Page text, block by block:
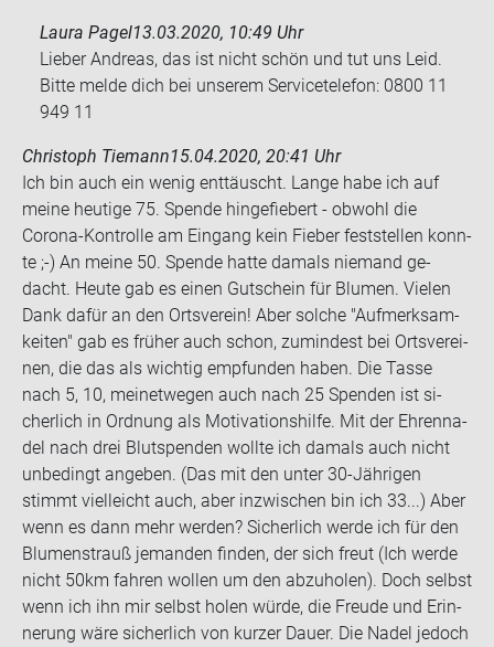
Laura Pagel13.03.2020, 10:49 Uhr
Lieber Andreas, das ist nicht schön und tut uns Leid.
Bitte melde dich bei unserem Servicetelefon: 0800 11
949 11
Christoph Tiemann15.04.2020, 20:41 Uhr
Ich bin auch ein wenig ent­täuscht. Lange habe ich auf
meine heu­ti­ge 75. Spen­de hin­ge­fie­bert - ob­wohl die
Corona-​Kontrolle am Ein­gang kein Fie­ber fest­stel­len konn­
te ;-) An meine 50. Spen­de hatte da­mals nie­mand ge­
dacht. Heute gab es einen Gut­schein für Blu­men. Vie­len
Dank dafür an den Orts­ver­ein! Aber sol­che "Auf­merk­sam­
kei­ten" gab es frü­her auch schon, zu­min­dest bei Orts­ver­ei­
nen, die das als wich­tig emp­fun­den haben. Die Tasse
nach 5, 10, mei­net­we­gen auch nach 25 Spen­den ist si­
cher­lich in Ord­nung als Mo­ti­va­ti­ons­hil­fe. Mit der Eh­ren­na­
del nach drei Blut­spen­den woll­te ich da­mals auch nicht
un­be­dingt an­ge­ben. (Das mit den unter 30-​Jährigen
stimmt viel­leicht auch, aber in­zwi­schen bin ich 33...) Aber
wenn es dann mehr wer­den? Si­cher­lich werde ich für den
Blu­men­strauß je­man­den fin­den, der sich freut (Ich werde
nicht 50km fah­ren wol­len um den ab­zu­ho­len). Doch selbst
wenn ich ihn mir selbst holen würde, die Freu­de und Er­in­
ne­rung wäre si­cher­lich von kur­zer Dauer. Die Nadel je­doch